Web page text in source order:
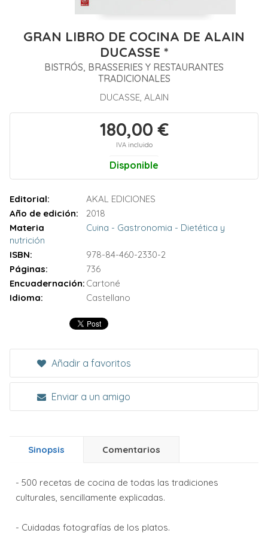
GRAN LIBRO DE COCINA DE ALAIN
DUCASSE *
BISTRÓS, BRASSERIES Y RESTAURANTES
TRADICIONALES
DUCASSE, ALAIN
180,00 €
IVA incluido
Disponible
Editorial:
AKAL EDICIONES
Año de edición:
2018
Materia
Cuina - Gastronomia - Dietética y
nutrición
ISBN:
978-84-460-2330-2
Páginas:
736
Encuadernación: Cartoné
Idioma:
Castellano
Añadir a favoritos
Enviar a un amigo
Sinopsis Comentarios
- 500 recetas de cocina de todas las tradiciones
culturales, sencillamente explicadas.
- Cuidadas fotografías de los platos.